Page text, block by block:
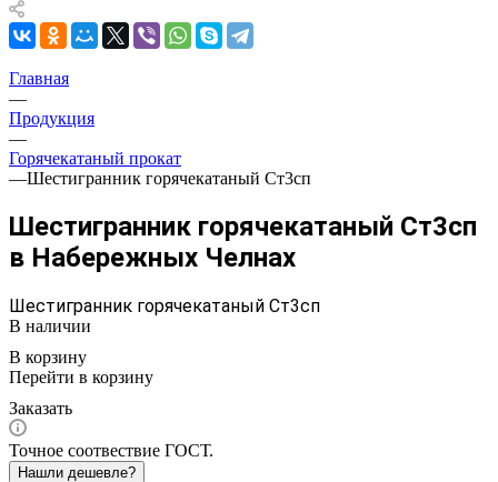
Главная
—
Продукция
—
Горячекатаный прокат
—Шестигранник горячекатаный Ст3сп
Шестигранник горячекатаный Ст3сп
в Набережных Челнах
Шестигранник горячекатаный Ст3сп
В наличии
В корзину
Перейти в корзину
Заказать
Точное соотвествие ГОСТ.
Нашли дешевле?